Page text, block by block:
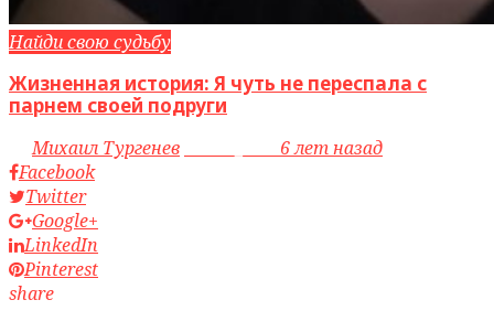
Найди свою судьбу
Жизненная история: Я чуть не переспала с
парнем своей подруги
byМихаил Тургенев
6 лет назад
Facebook
Twitter
Google+
LinkedIn
Pinterest
share